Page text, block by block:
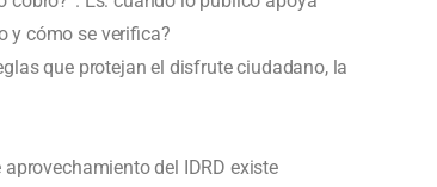
y cómo se verifica?
que protejan el disfrute ciudadano, la
del IDRD existe